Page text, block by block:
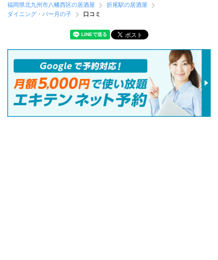
福岡県北九州市八幡西区の居酒屋
折尾駅の居酒屋
ダイニング・バー月の子
口コミ